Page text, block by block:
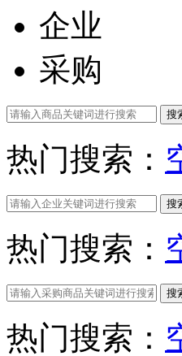
企业
采购
搜
热门搜索：
搜
热门搜索：
搜
热门搜索：